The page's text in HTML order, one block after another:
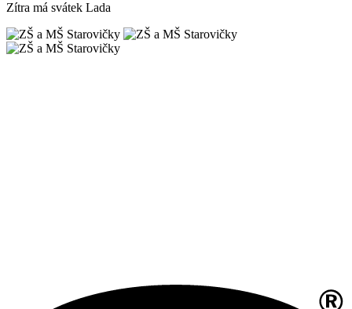
Zítra má svátek Lada